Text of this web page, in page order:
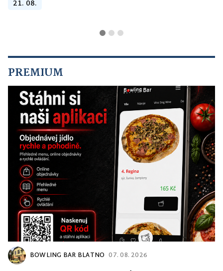
21. 08.
PREMIUM
BOWLING BAR BLATNO 07. 08. 2026